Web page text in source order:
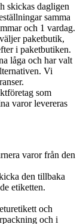
skickas dagligen
samma
och 1 vardag.
paketbutik,
i paketbutiken.
låga och har valt
Vi
som
varor levereras
varor från den
den tillbaka
etiketten.
och
och i